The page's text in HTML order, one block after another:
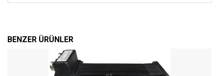
BENZER ÜRÜNLER